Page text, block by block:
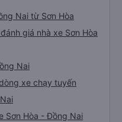
Nai từ Sơn Hòa
giá nhà xe Sơn Hòa
Nai
xe chạy tuyến
Sơn Hòa - Đồng Nai